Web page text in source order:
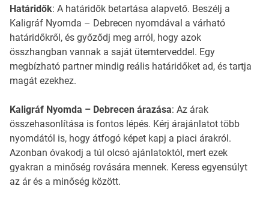
Határidők: A határidők betartása alapvető. Beszélj a
Kaligráf Nyomda – Debrecen nyomdával a várható
határidőkről, és győződj meg arról, hogy azok
összhangban vannak a saját ütemterveddel. Egy
megbízható partner mindig reális határidőket ad, és tartja
magát ezekhez.
Kaligráf Nyomda – Debrecen árazása: Az árak
összehasonlítása is fontos lépés. Kérj árajánlatot több
nyomdától is, hogy átfogó képet kapj a piaci árakról.
Azonban óvakodj a túl olcsó ajánlatoktól, mert ezek
gyakran a minőség rovására mennek. Keress egyensúlyt
az ár és a minőség között.